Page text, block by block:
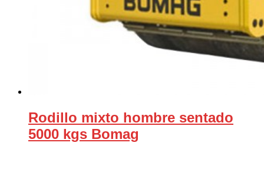
Rodillo mixto hombre sentado
5000 kgs Bomag